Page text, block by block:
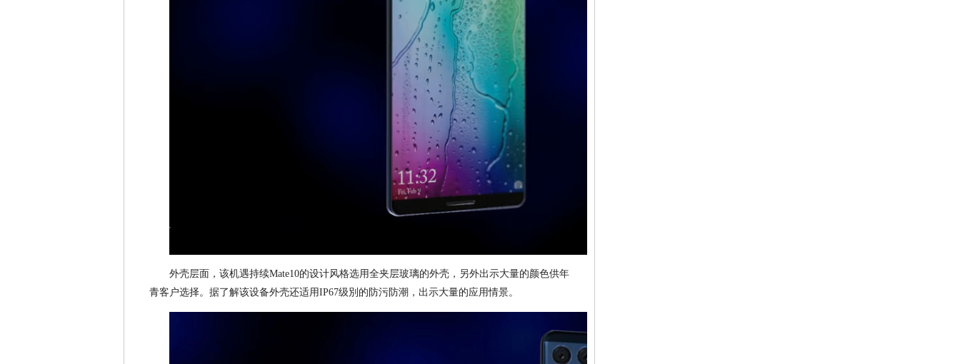
外壳层面，该机遇持续Mate10的设计风格选用全夹层玻璃的外壳，另外出示大量的颜色供年
青客户选择。据了解该设备外壳还适用IP67级別的防污防潮，出示大量的应用情景。